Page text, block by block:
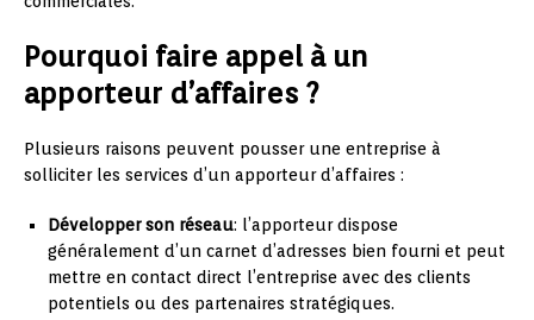
Pourquoi faire appel à un
apporteur d’affaires ?
Plusieurs raisons peuvent pousser une entreprise à
solliciter les services d’un apporteur d’affaires :
Développer son réseau: l’apporteur dispose
généralement d’un carnet d’adresses bien fourni et peut
mettre en contact direct l’entreprise avec des clients
potentiels ou des partenaires stratégiques.